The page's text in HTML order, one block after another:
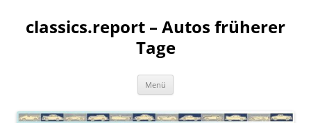
classics.report – Autos früherer
Tage
Menü